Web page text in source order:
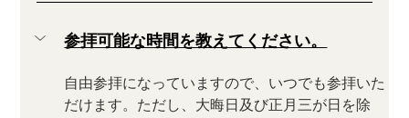
参拝可能な時間を教えてください。
自由参拝になっていますので、いつでも参拝いた
だけます。ただし、大晦日及び正月三が日を除